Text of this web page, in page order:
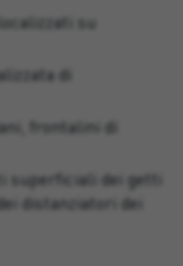
su
di
frontalini di
superficiali dei getti
distanziatori dei